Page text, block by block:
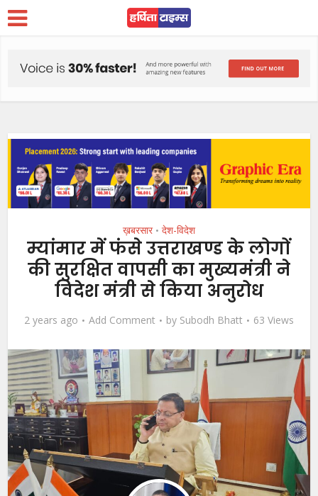
ख़बरसार • देश-विदेश
म्यांमार में फंसे उत्तराखण्ड के लोगों
की सुरक्षित वापसी का मुख्यमंत्री ने
विदेश मंत्री से किया अनुरोध
2 years ago Add Comment by Subodh Bhatt 63 Views